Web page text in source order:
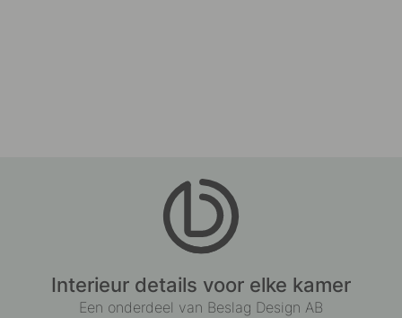
Interieur details voor elke kamer
Een onderdeel van Beslag Design AB